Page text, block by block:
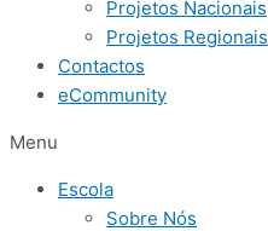
Projetos Nacionais
Projetos Regionais
Contactos
eCommunity
Menu
Escola
Sobre Nós